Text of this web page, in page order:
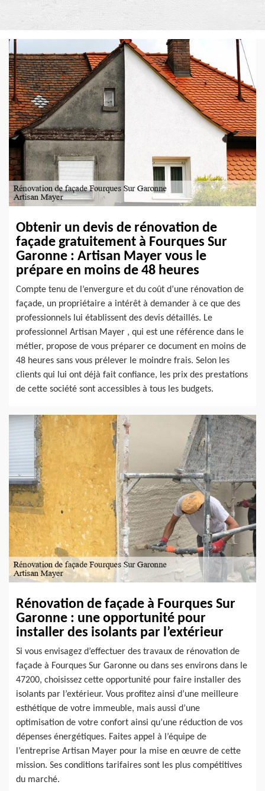
Obtenir un devis de rénovation de
façade gratuitement à Fourques Sur
Garonne : Artisan Mayer vous le
prépare en moins de 48 heures
Compte tenu de l’envergure et du coût d’une rénovation de
façade, un propriétaire a intérêt à demander à ce que des
professionnels lui établissent des devis détaillés. Le
professionnel Artisan Mayer , qui est une référence dans le
métier, propose de vous préparer ce document en moins de
48 heures sans vous prélever le moindre frais. Selon les
clients qui lui ont déjà fait confiance, les prix des prestations
de cette société sont accessibles à tous les budgets.
Rénovation de façade à Fourques Sur
Garonne : une opportunité pour
installer des isolants par l’extérieur
Si vous envisagez d’effectuer des travaux de rénovation de
façade à Fourques Sur Garonne ou dans ses environs dans le
47200, choisissez cette opportunité pour faire installer des
isolants par l’extérieur. Vous profitez ainsi d’une meilleure
esthétique de votre immeuble, mais aussi d’une
optimisation de votre confort ainsi qu’une réduction de vos
dépenses énergétiques. Faites appel à l’équipe de
l’entreprise Artisan Mayer pour la mise en œuvre de cette
mission. Ses conditions tarifaires sont les plus compétitives
du marché.